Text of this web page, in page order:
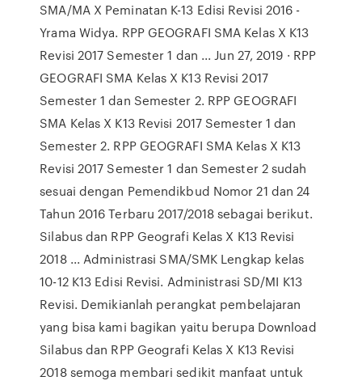
SMA/MA X Peminatan K-13 Edisi Revisi 2016 -
Yrama Widya. RPP GEOGRAFI SMA Kelas X K13
Revisi 2017 Semester 1 dan ... Jun 27, 2019 · RPP
GEOGRAFI SMA Kelas X K13 Revisi 2017
Semester 1 dan Semester 2. RPP GEOGRAFI
SMA Kelas X K13 Revisi 2017 Semester 1 dan
Semester 2. RPP GEOGRAFI SMA Kelas X K13
Revisi 2017 Semester 1 dan Semester 2 sudah
sesuai dengan Pemendikbud Nomor 21 dan 24
Tahun 2016 Terbaru 2017/2018 sebagai berikut.
Silabus dan RPP Geografi Kelas X K13 Revisi
2018 ... Administrasi SMA/SMK Lengkap kelas
10-12 K13 Edisi Revisi. Administrasi SD/MI K13
Revisi. Demikianlah perangkat pembelajaran
yang bisa kami bagikan yaitu berupa Download
Silabus dan RPP Geografi Kelas X K13 Revisi
2018 semoga membari sedikit manfaat untuk